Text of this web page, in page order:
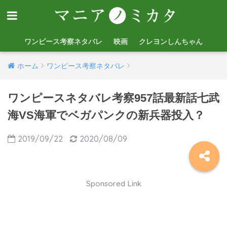
ワンピース考察ネタバレ 映画 クレヨンしんちゃん
ホーム ワンピース考察ネタバレ
ワンピースネタバレ考察957話最新話七武
海VS海軍でベガパンクの新兵器投入？
2019/09/22 2020/08/09
Sponsored Link